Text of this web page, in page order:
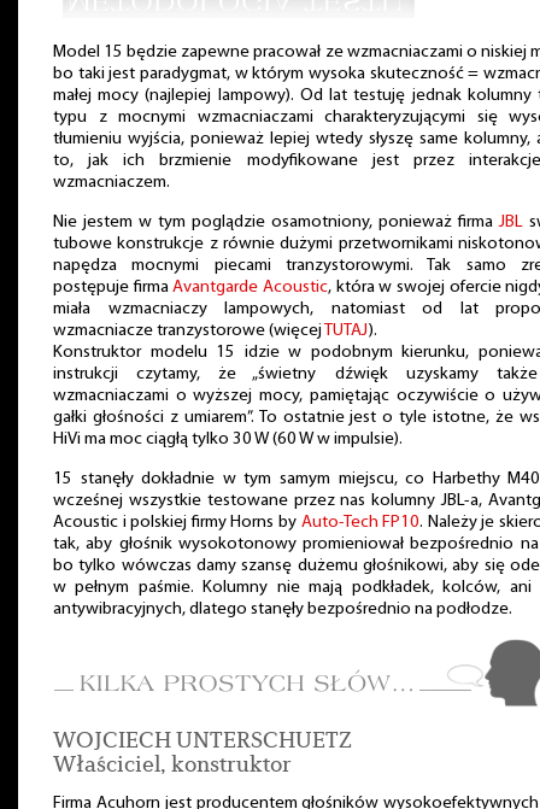
Model 15 będzie zapewne pracował ze wzmacniaczami o niskiej
bo taki jest paradygmat, w którym wysoka skuteczność =
małej mocy (najlepiej lampowy). Od lat testuję jednak kolumny
typu z mocnymi wzmacniaczami charakteryzującymi się
tłumieniu wyjścia, ponieważ lepiej wtedy słyszę same kolumny,
to, jak ich brzmienie modyfikowane jest przez
wzmacniaczem.
Nie jestem w tym poglądzie osamotniony, ponieważ firmaJBL
tubowe konstrukcje z równie dużymi przetwornikami
napędza mocnymi piecami tranzystorowymi. Tak samo
postępuje firmaAvantgarde Acoustic, która w swojej ofercie
miała wzmacniaczy lampowych, natomiast od lat
wzmacniacze tranzystorowe (więcej
TUTAJ).
Konstruktor modelu 15 idzie w podobnym kierunku,
instrukcji czytamy, że „świetny dźwięk uzyskamy
wzmacniaczami o wyższej mocy, pamiętając oczywiście o
gałki głośności z umiarem”. To ostatnie jest o tyle istotne, że
HiVi ma moc ciągłą tylko 30 W (60 W w impulsie).
15 stanęły dokładnie w tym samym miejscu, co Harbethy
wcześnej wszystkie testowane przez nas kolumny JBL-a,
Acoustic i polskiej firmy Horns by Auto-Tech FP10. Należy je
tak, aby głośnik wysokotonowy promieniował bezpośrednio na
bo tylko wówczas damy szansę dużemu głośnikowi, aby się
w pełnym paśmie. Kolumny nie mają podkładek, kolców, ani
antywibracyjnych, dlatego stanęły bezpośrednio na podłodze.
WOJCIECH UNTERSCHUETZ
Właściciel, konstruktor
Firma Acuhorn jest producentem głośników